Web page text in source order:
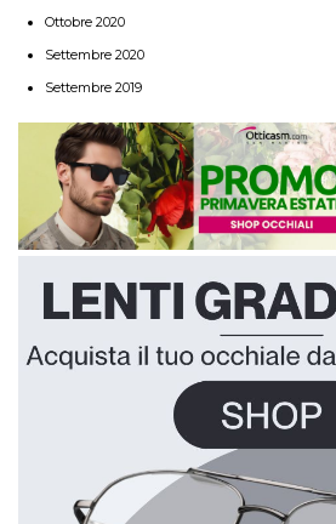
Ottobre 2020
Settembre 2020
Settembre 2019